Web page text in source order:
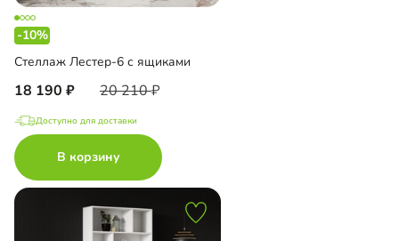
-10%
Стеллаж Лестер-6 с ящиками
18 190 20 210
Доступно для доставки
В корзину